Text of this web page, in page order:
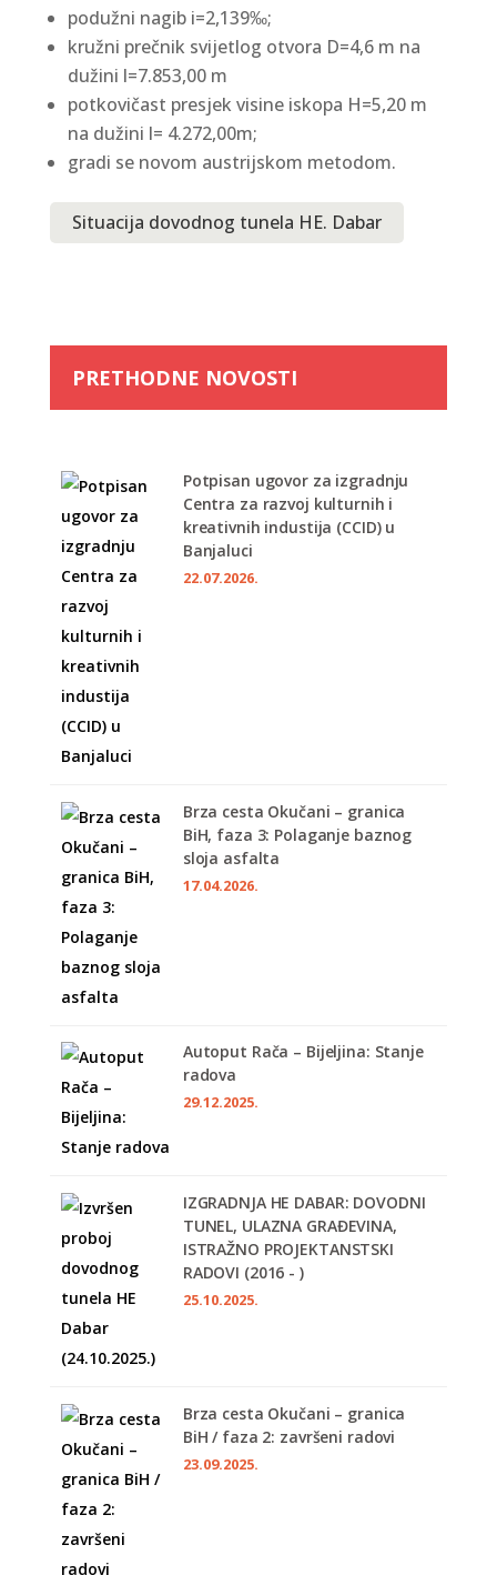
podužni nagib i=2,139‰;
kružni prečnik svijetlog otvora D=4,6 m na
dužini l=7.853,00 m
potkovičast presjek visine iskopa H=5,20 m
na dužini l= 4.272,00m;
gradi se novom austrijskom metodom.
Situacija dovodnog tunela HE. Dabar
PRETHODNE NOVOSTI
Potpisan ugovor za izgradnju
Centra za razvoj kulturnih i
kreativnih industija (CCID) u
Banjaluci
22.07.2026.
Brza cesta Okučani – granica
BiH, faza 3: Polaganje baznog
sloja asfalta
17.04.2026.
Autoput Rača – Bijeljina: Stanje
radova
29.12.2025.
IZGRADNJA HE DABAR: DOVODNI
TUNEL, ULAZNA GRAĐEVINA,
ISTRAŽNO PROJEKTANSTSKI
RADOVI (2016 - )
25.10.2025.
Brza cesta Okučani – granica
BiH / faza 2: završeni radovi
23.09.2025.